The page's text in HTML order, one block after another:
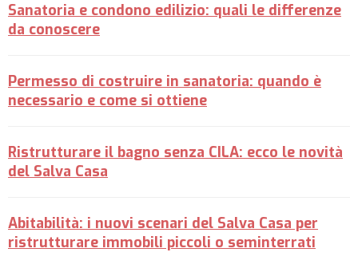
Sanatoria e condono edilizio: quali le differenze
da conoscere
Permesso di costruire in sanatoria: quando è
necessario e come si ottiene
Ristrutturare il bagno senza CILA: ecco le novità
del Salva Casa
Abitabilità: i nuovi scenari del Salva Casa per
ristrutturare immobili piccoli o seminterrati